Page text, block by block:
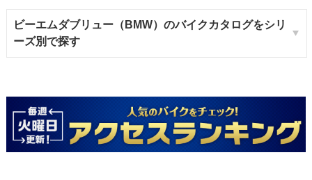
ビーエムダブリュー（BMW）のバイクカタログをシリ
ーズ別で探す